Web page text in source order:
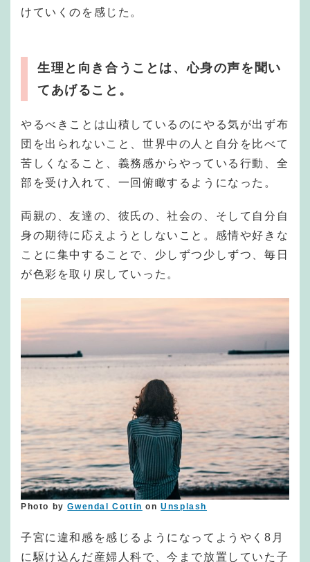
けていくのを感じた。
生理と向き合うことは、心身の声を聞い
てあげること。
やるべきことは山積しているのにやる気が出ず布
団を出られないこと、世界中の人と自分を比べて
苦しくなること、義務感からやっている行動、全
部を受け入れて、一回俯瞰するようになった。
両親の、友達の、彼氏の、社会の、そして自分自
身の期待に応えようとしないこと。感情や好きな
ことに集中することで、少しずつ少しずつ、毎日
が色彩を取り戻していった。
Photo byGwendal Cottin onUnsplash
子宮に違和感を感じるようになってようやく8月
に駆け込んだ産婦人科で、今まで放置していた子